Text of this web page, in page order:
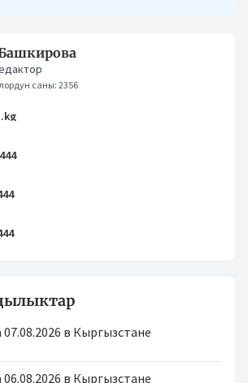
саны: 2356
в Кыргызстане
в Кыргызстане